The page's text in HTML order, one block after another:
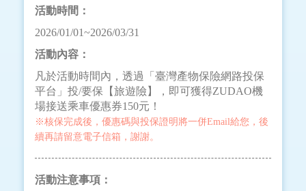
活動時間：
2026/01/01~2026/03/31
活動內容：
凡於活動時間內，透過「臺灣產物保險網路投保
平台」投/要保【旅遊險】，即可獲得ZUDAO機
場接送乘車優惠券150元！
※核保完成後，優惠碼與投保證明將一併Email給您，後
續再請留意電子信箱，謝謝。
活動注意事項：